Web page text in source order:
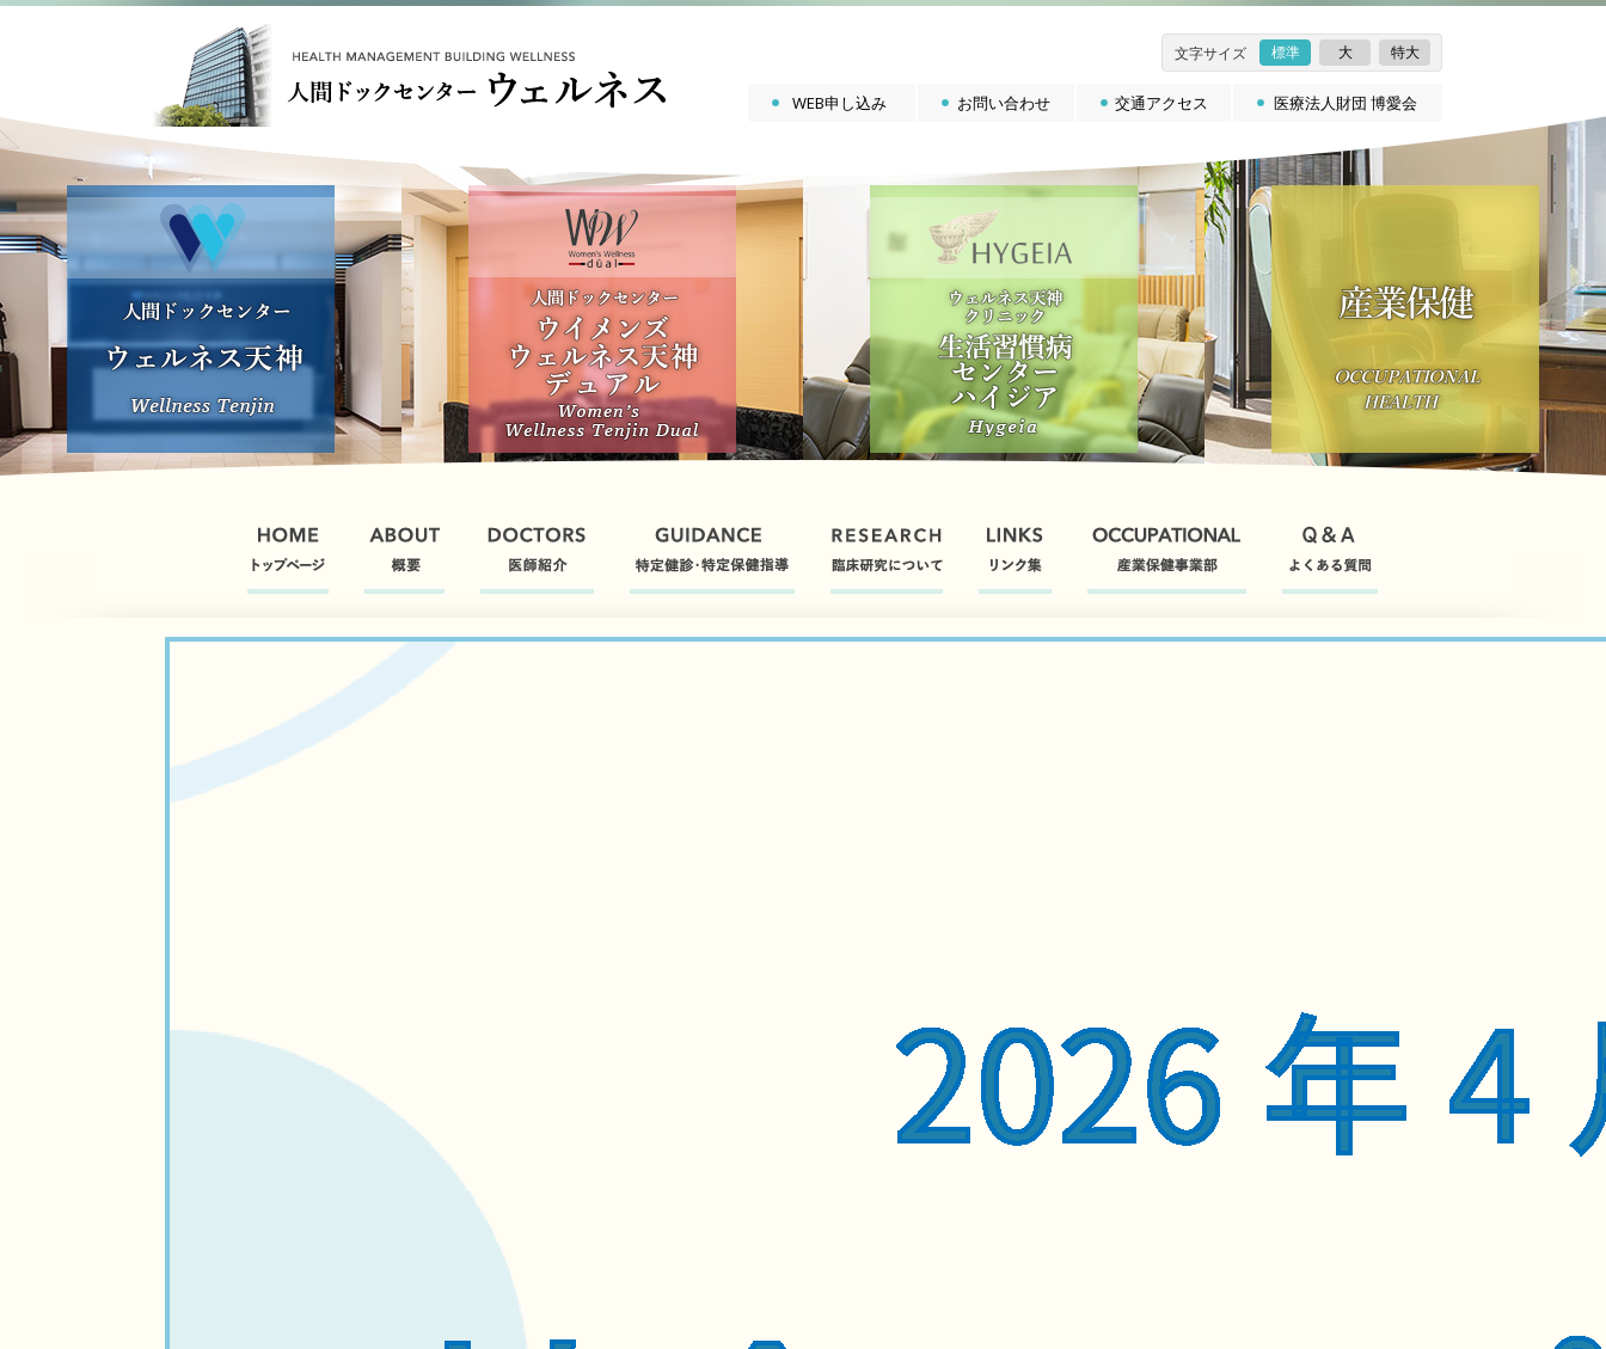
文字サイズ 標準 大 特大
WEB申し込み お問い合わせ 交通アクセス 医療法人財団 博愛会